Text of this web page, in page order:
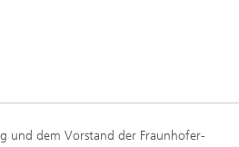
und dem Vorstand der Fraunhofer-